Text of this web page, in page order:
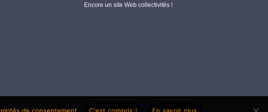
Encore un site Web collectivités !